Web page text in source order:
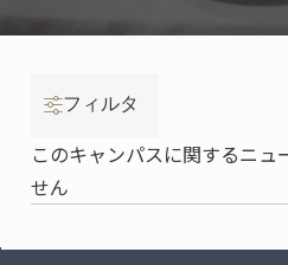
フィルタ
このキャンパスに関するニュ
せん